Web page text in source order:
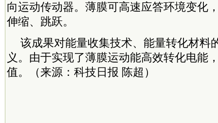
向运动传动器。薄膜可高速应答环境变化
伸缩、跳跃。
该成果对能量收集技术、能量转化材料
义。由于实现了薄膜运动能高效转化电能
值。（来源：科技日报 陈超）